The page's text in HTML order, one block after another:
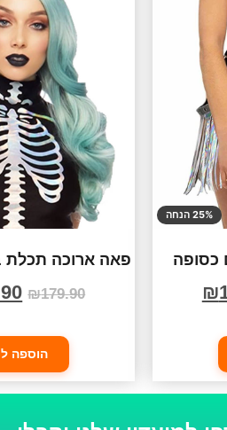
25% הנחה
כסופה
₪
פאה ארוכה תכלת
₪179.90
הוספה